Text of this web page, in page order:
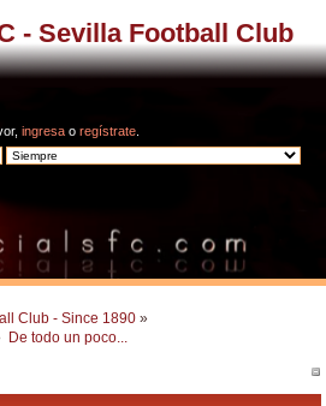
- Sevilla Football Club
ingresa o regístrate
Club - Since 1890 »
De todo un poco...